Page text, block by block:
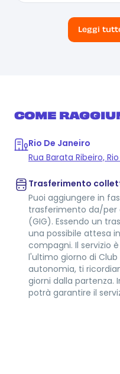
Leggi
COME
Rio De Janeiro
Rua Barata Ribeiro,
Trasferimento
Puoi aggiungere in
trasferimento da/per
(GIG). Essendo un
una possibile attesa
compagni. Il servizio
l'ultimo giorno di
autonomia, ti
giorni dalla partenza.
potrà garantire il